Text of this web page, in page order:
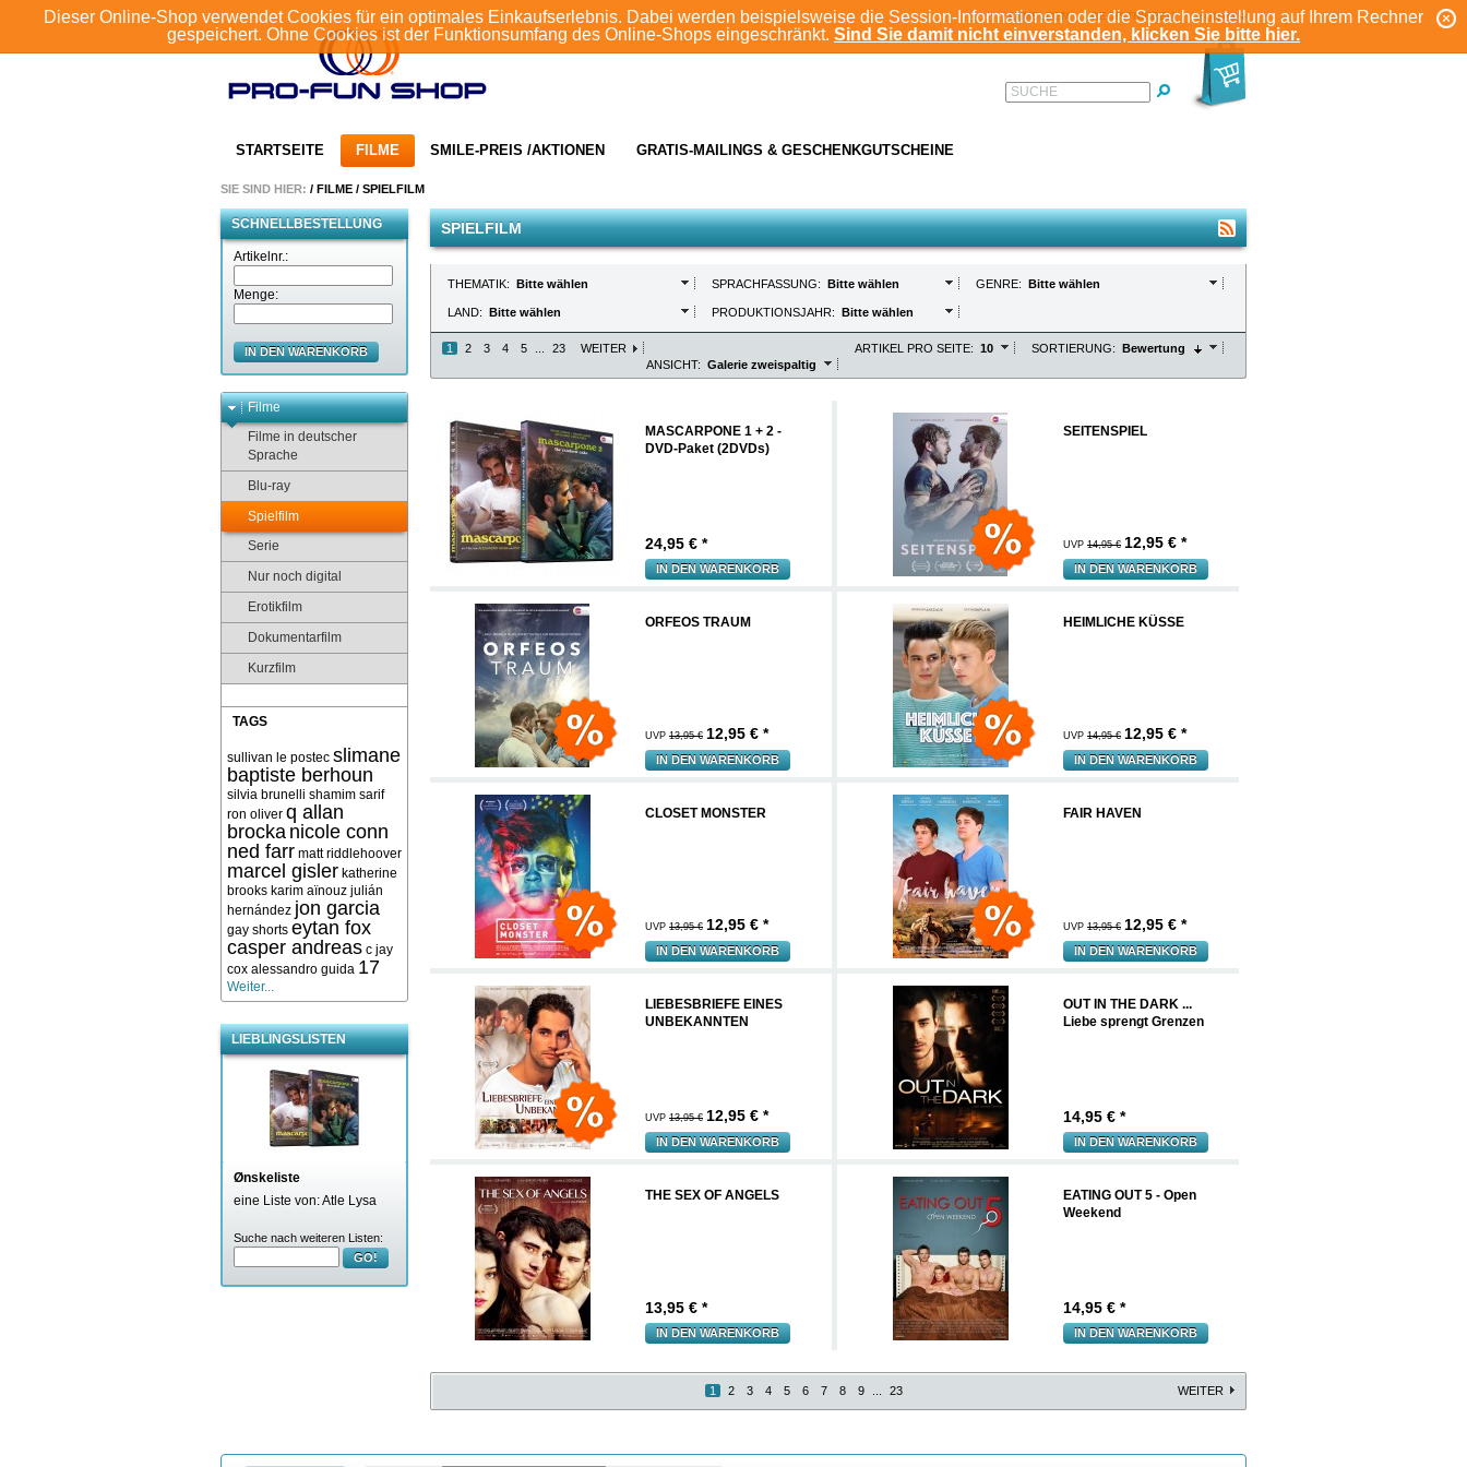
Dieser Online-Shop verwendet Cookies für ein optimales Einkaufserlebnis. Dabei werden beispielsweise die Session-Informationen oder die Spracheinstellung auf Ihrem Rechner
gespeichert. Ohne Cookies ist der Funktionsumfang des Online-Shops eingeschränkt. Sind Sie damit nicht einverstanden, klicken Sie bitte hier.
KONTO
ANMELDEN REGISTRIEREN
STARTSEITE FILME SMILE-PREIS /AKTIONEN GRATIS-MAILINGS & GESCHENKGUTSCHEINE
SUCHE
SIE SIND HIER: / FILME / SPIELFILM
SCHNELLBESTELLUNG
Artikelnr.:
Menge:
IN DEN WARENKORB
Filme
Filme in deutscher
Sprache
Blu-ray
Spielfilm
Serie
Nur noch digital
Erotikfilm
Dokumentarfilm
Kurzfilm
TAGS
sullivan le postec slimane
baptiste berhoun
silvia brunelli shamim sarif
ron oliver q allan
brocka nicole conn
ned farr matt riddlehoover
marcel gisler katherine
brooks karim aïnouz julián
hernández jon garcia
gay shorts eytan fox
casper andreas c jay
cox alessandro guida 17
Weiter...
LIEBLINGSLISTEN
Ønskeliste
eine Liste von: Atle Lysa
Suche nach weiteren Listen:
GO!
SPIELFILM
THEMATIK: Bitte wählen SPRACHFASSUNG: Bitte wählen GENRE: Bitte wählen
LAND: Bitte wählen PRODUKTIONSJAHR: Bitte wählen
1 2 3 4 5 23 WEITER SORTIERUNG: Bewertung
ARTIKEL PRO SEITE: 10
ANSICHT: Galerie zweispaltig
MASCARPONE 1 + 2 -
DVD-Paket (2DVDs)
24,95 € *
IN DEN WARENKORB
SEITENSPIEL
UVP 14,95 € 12,95 € *
IN DEN WARENKORB
ORFEOS TRAUM
UVP 13,95 € 12,95 € *
IN DEN WARENKORB
HEIMLICHE KÜSSE
UVP 14,95 € 12,95 € *
IN DEN WARENKORB
CLOSET MONSTER
UVP 13,95 € 12,95 € *
IN DEN WARENKORB
FAIR HAVEN
UVP 13,95 € 12,95 € *
IN DEN WARENKORB
LIEBESBRIEFE EINES
UNBEKANNTEN
UVP 13,95 € 12,95 € *
IN DEN WARENKORB
OUT IN THE DARK ...
Liebe sprengt Grenzen
14,95 € *
IN DEN WARENKORB
THE SEX OF ANGELS
13,95 € *
IN DEN WARENKORB
EATING OUT 5 - Open
Weekend
14,95 € *
IN DEN WARENKORB
1 2 3 4 5 6 7 8 9 23 WEITER